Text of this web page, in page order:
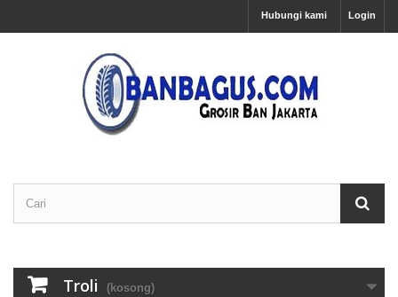
Login
Hubungi kami
Troli (kosong)